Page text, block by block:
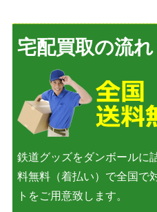
宅配買取の流れ
鉄道グッズをダンボールに
料無料（着払い）で全国で
トをご用意致します。